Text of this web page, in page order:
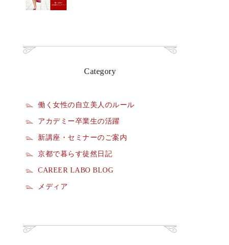
Category
働く女性の自立美人のルール
アカデミー卒業生の活躍
新講座・セミナーのご案内
京都で暮らす徒然日記
CAREER LABO BLOG
メディア